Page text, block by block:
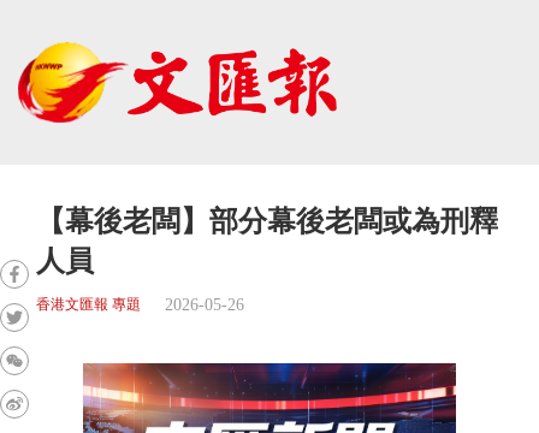
【幕後老闆】部分幕後老闆或為刑釋
人員
香港文匯報 專題 2026-05-26